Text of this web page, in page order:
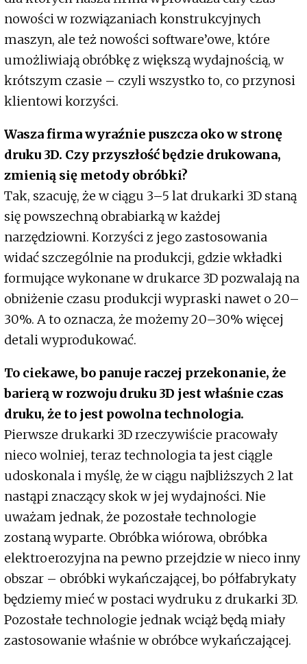
nowości w rozwiązaniach konstrukcyjnych
maszyn, ale też nowości software’owe, które
umożliwiają obróbkę z większą wydajnością, w
krótszym czasie – czyli wszystko to, co przynosi
klientowi korzyści.
Wasza firma wyraźnie puszcza oko w stronę
druku 3D. Czy przyszłość będzie drukowana,
zmienią się metody obróbki?
Tak, szacuję, że w ciągu 3–5 lat drukarki 3D staną
się powszechną obrabiarką w każdej
narzędziowni. Korzyści z jego zastosowania
widać szczególnie na produkcji, gdzie wkładki
formujące wykonane w drukarce 3D pozwalają na
obniżenie czasu produkcji wypraski nawet o 20–
30%. A to oznacza, że możemy 20–30% więcej
detali wyprodukować.
To ciekawe, bo panuje raczej przekonanie, że
barierą w rozwoju druku 3D jest właśnie czas
druku, że to jest powolna technologia.
Pierwsze drukarki 3D rzeczywiście pracowały
nieco wolniej, teraz technologia ta jest ciągle
udoskonala i myślę, że w ciągu najbliższych 2 lat
nastąpi znaczący skok w jej wydajności. Nie
uważam jednak, że pozostałe technologie
zostaną wyparte. Obróbka wiórowa, obróbka
elektroerozyjna na pewno przejdzie w nieco inny
obszar – obróbki wykańczającej, bo półfabrykaty
będziemy mieć w postaci wydruku z drukarki 3D.
Pozostałe technologie jednak wciąż będą miały
zastosowanie właśnie w obróbce wykańczającej.